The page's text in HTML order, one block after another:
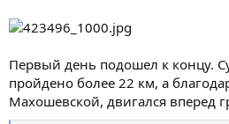
Первый день подошел к концу.
пройдено более 22 км, а
Махошевской, двигался вперед